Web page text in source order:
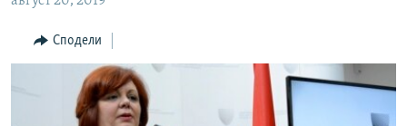
Премини
ШТО ТРЕБА ДА ЗНАЕТЕ
ПРИЈАВИ СЕ ЗА ЊУЗЛЕТЕР
ПОДКАСТ ЗОШТО?
СЛЕДЕТЕ НЕ
Сподели